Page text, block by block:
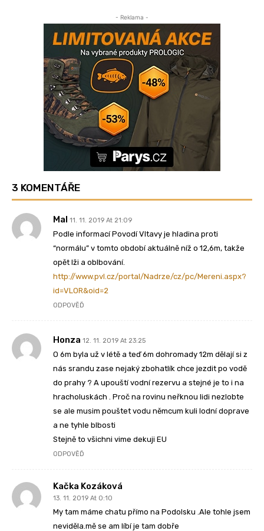
- Reklama -
3 KOMENTÁŘE
Mal 11. 11. 2019 At 21:09
Podle informací Povodí Vltavy je hladina proti
“normálu” v tomto období aktuálně níž o 12,6m, takže
opět lži a oblbování.
http://www.pvl.cz/portal/Nadrze/cz/pc/Mereni.aspx?
id=VLOR&oid=2
ODPOVĚĎ
Honza 12. 11. 2019 At 23:25
O 6m byla už v létě a teď 6m dohromady 12m dělají si z
nás srandu zase nejaký zbohatlík chce jezdit po vodě
do prahy ? A upouští vodní rezervu a stejné je to i na
hracholuskách . Proč na rovinu neřknou lidi nezlobte
se ale musim pouštet vodu němcum kuli lodní doprave
a ne tyhle blbosti
Stejně to všichni vime dekuji EU
ODPOVĚĎ
Kačka Kozáková
13. 11. 2019 At 0:10
My tam máme chatu přímo na Podolsku .Ale tohle jsem
neviděla.mě se am líbí je tam dobře